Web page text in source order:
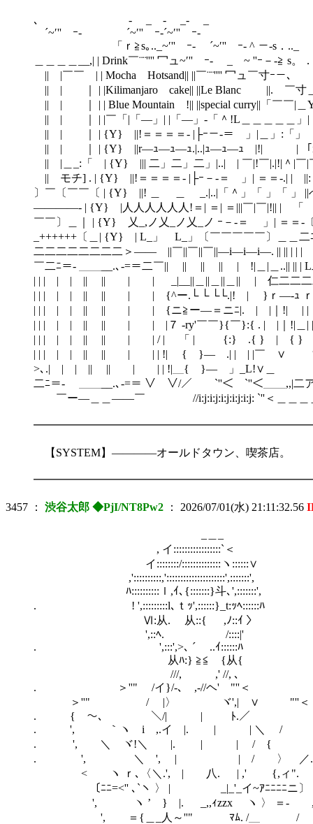
､ - _ - _-
´~′'' ｰ- ´~′'' ｰ-´~′''
「ｒ≧s｡.._~′'' ｰ- ´~′'' ｰ- ^
＿＿＿＿__,| | Drink￣¨¨'''' 冖ュ~′'' ｰ-
|| |￣￣ | | Mocha Hotsand|| ||￣
|| | ｜ | |Kilimanjaro cake|| ||Le Blanc ||. ￣寸
|| | ｜ | | Blue Mountain !|| ||special curry||「￣￣
|| | ｜ | |￣「|「―」| |「―」-「＾!L＿＿＿＿
|| | ｜ | {Y} ||!＝＝＝＝- |├ｰ－‐＝ 」|＿」:「
|| | ｜ | {Y} ||r―ｭ―ｭ―ｭ.|..|ｭ―ｭ―ｭ |!|￣￣￣| 「
|| |＿_:「 | {Y} ||| 二」二」二」|..| | ￣|!￣
|| モチ] . | {Y} ||!＝＝＝＝- |├ｰ－‐＝ 」
〕￣〔￣￣〔 | {Y} ||! ＿ ＿ _.|..|「＾」「 」
――――- | {Y} |人人人人人人!＝| ＝| ＝|||￣|￣
￣￣〕＿｜ | {Y} 乂_,ノ乂_ノ乂_ノ ｰ－‐＝ 」| ＝＝-
_++++++〔＿| {Y} | L_」 L_」〔￣￣￣￣￣〕＿＿二
二二二二二二二二＞―― ||￣||￣||￣||―i―i―i―. || || | |
￣二ﾆ＝- ＿＿__.､-=＝二￣|| || || || | !|＿|＿..|| || | L
| | | | | || || | | _|__||＿||＿||＿|| | 仁二二二二ﾆ| ―t
| | | | | || || | | {^ー.└ └ └└.|! | }ｒ―-ｭ ｒ―ｭ |
| | | | | || || | | {ニ≧ー―＝ニﾆ|. | |｜!| | | |!|＿
| | | | | || || | | |７ -ry'￣￣}{￣}:{ . | |｜!|
| | | | | || || | | / | 「 | {:} .{ } | { } | | |
| | | | | || || | | | !| { }― .| | | |￣ ∨
>､.| | | || || | | | !|＿{ }― 」_L!∨
二ﾆ＝- ＿＿__.､-=＝ ∨￣∨/／￣￣`''＜￣`''＜＿＿,,|二
￣ー―＿＿――￣ //i:j:i:j:i:j:i:j:i:j: `''＜＿＿＿＿.,
【SYSTEM】――――オールドタウン、喫茶店。
3457 ： 渋谷太郎 ◆PjI/NT8Pw2 ： 2026/07/01(水) 21:11:32.56
, イ:::::::::::::::::`＜
イ::::::::/::::::::::::::ヽ::::::∨
,'::::::::::,':::::::::::::::::::::',:::::::',
ﾊ::::::::::ｌ,ｲ､{:::::::}斗､',:::::::',
. ! ',:::::::::l､ｔｯ',::::::}_t:ｯﾍ::::::ﾊ
Ⅵ:从. 从::{ ,ﾉ::ｲ 〉
',::ﾍ. /::::|'
. ',:::',>､ ´￣ ..ｲ::::::ﾊ
从ﾊ:} ≧≦ {从{
///, ,' //, ､
. ＞''" /イ}/-､ ,‐//ヘ' "''＜
＞''" / |〉 ヾ',| ∨ "''＜
. { ～､ ＼/| | ﾄ.／
. ', ｀ヽ i ,.イ |. | | ＼
. ', ＼ ヾ!＼ |. | | /
. ', ＼ ', | | / 〉 ／.
< ヽ ｒ､〈＼.', | 八. | ,' {,ィ
〔ﾆﾆ=<'' ､`ヽ 〉 | _|_'_イ~ｱﾆﾆﾆﾆニ〕
', ゝヽ ’ } |. _,,ｨzzx ヽ 〉 ＝-
', ＝{＿_人～''" ﾏﾑ. /＿ /